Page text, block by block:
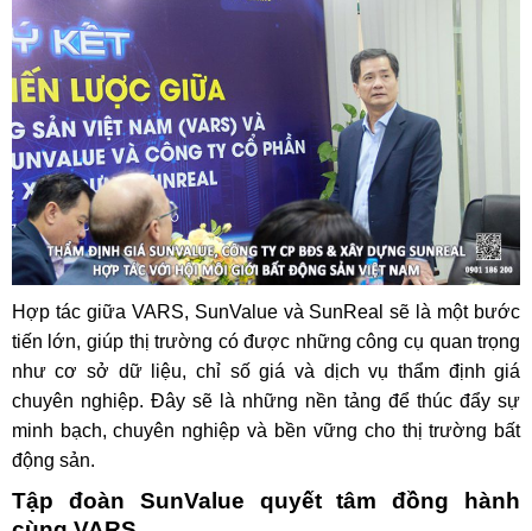
Hợp tác giữa VARS, SunValue và SunReal sẽ là một bước
tiến lớn, giúp thị trường có được những công cụ quan trọng
như cơ sở dữ liệu, chỉ số giá và dịch vụ thẩm định giá
chuyên nghiệp. Đây sẽ là những nền tảng để thúc đẩy sự
minh bạch, chuyên nghiệp và bền vững cho thị trường bất
động sản.
Tập đoàn SunValue quyết tâm đồng hành